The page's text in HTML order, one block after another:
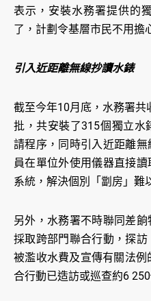
表示，安裝水務署提供的
了，計劃令基層市民不用擔
引入近距離無線抄讀水錶
截至今年10月底，水務署
批，共安裝了315個獨立水
請程序，同時引入近距離
員在單位外使用儀器直接
系統，解決個別「劏房」難
另外，水務署不時聯同差
採取跨部門聯合行動，探
被濫收水費及宣傳有關法
合行動已造訪或巡查約6